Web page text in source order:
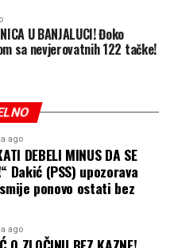
U BANJALUCI! Đoko
sa nevjerovatnih 122 tačke!
ago
DEBELI MINUS DA SE
Dakić (PSS) upozorava
ponovo ostati bez
ago